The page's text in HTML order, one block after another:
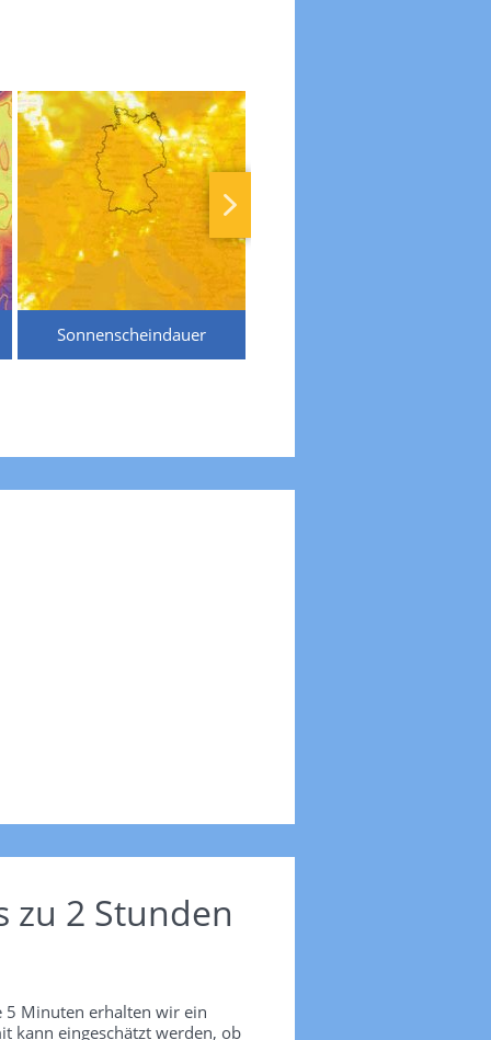
Sonnenscheindauer
zu 2 Stunden
5 Minuten erhalten wir ein
kann eingeschätzt werden, ob